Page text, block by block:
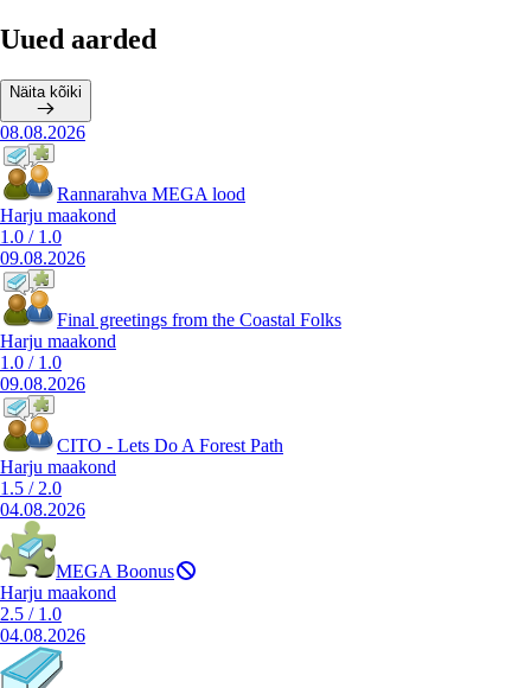
Uued aarded
Näita kõiki
08.08.2026
Rannarahva MEGA lood
Harju maakond
1.0 / 1.0
09.08.2026
Final greetings from the Coastal Folks
Harju maakond
1.0 / 1.0
09.08.2026
CITO - Lets Do A Forest Path
Harju maakond
1.5 / 2.0
04.08.2026
MEGA Boonus
Harju maakond
2.5 / 1.0
04.08.2026